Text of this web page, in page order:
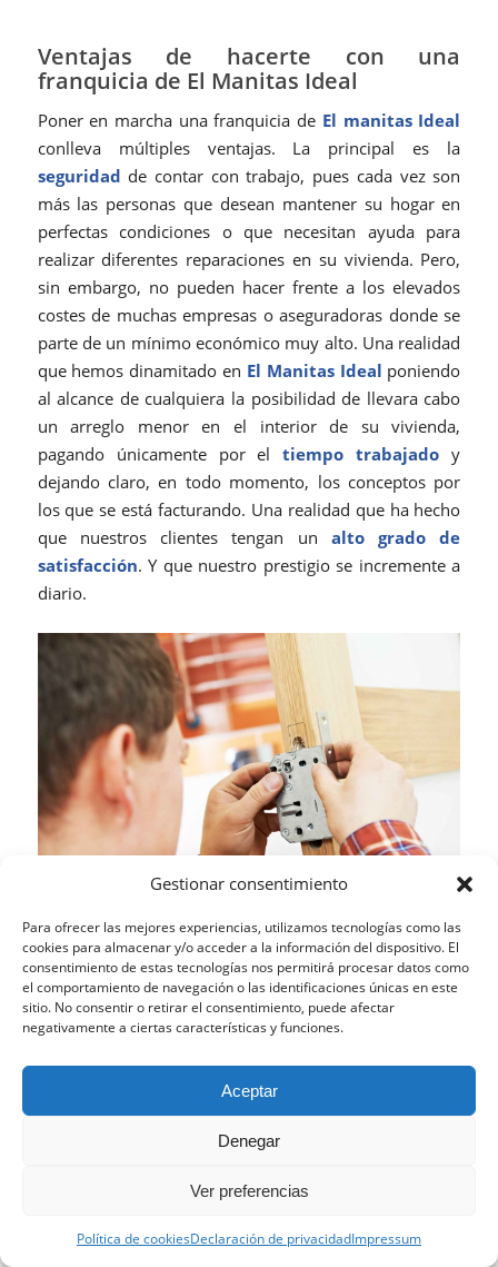
Gestionar consentimiento
Para ofrecer las mejores experiencias, utilizamos tecnologías como las
cookies para almacenar y/o acceder a la información del dispositivo. El
consentimiento de estas tecnologías nos permitirá procesar datos como
el comportamiento de navegación o las identificaciones únicas en este
sitio. No consentir o retirar el consentimiento, puede afectar
negativamente a ciertas características y funciones.
Aceptar
Denegar
Ver preferencias
Política de cookiesDeclaración de privacidadImpressum
Ventajas de hacerte con una
franquicia de El Manitas Ideal
Poner en marcha una franquicia de El manitas Ideal
conlleva múltiples ventajas. La principal es la
seguridad de contar con trabajo, pues cada vez son
más las personas que desean mantener su hogar en
perfectas condiciones o que necesitan ayuda para
realizar diferentes reparaciones en su vivienda. Pero,
sin embargo, no pueden hacer frente a los elevados
costes de muchas empresas o aseguradoras donde se
parte de un mínimo económico muy alto. Una realidad
que hemos dinamitado en El Manitas Ideal poniendo
al alcance de cualquiera la posibilidad de llevara cabo
un arreglo menor en el interior de su vivienda,
pagando únicamente por eltiempo trabajado y
dejando claro, en todo momento, los conceptos por
los que se está facturando. Una realidad que ha hecho
que nuestros clientes tengan un alto grado de
satisfacción. Y que nuestro prestigio se incremente a
diario.
Sin embargo, esto no es todo. Abrir unafranquicia de
El Manitas Idealconlleva también las siguientes
ventajas:
Una manera cómoda y rápida con la
que tus clientes podrán contactar contigo y
hacerte llegar sus encargos.
el que podrás llevar control de todos los encargos
recibidos, los pagos realizados, poder tener al día
su navegación y ofrecerle un servicio más personalizado.
Continuar navegando implica la aceptación de nuestra
política de cookies, pinche el enlace para mayor información.
¿Necesitas una reparación?